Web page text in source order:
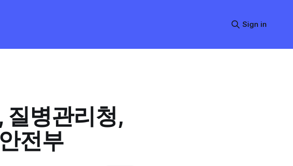
Sign in
질병관리청,
전부